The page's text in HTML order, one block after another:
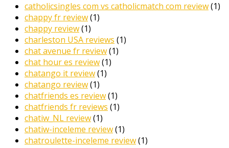
catholicsingles com vs catholicmatch com review(1)
chappy fr review(1)
chappy review(1)
charleston USA reviews (1)
chat avenue fr review(1)
chat hour es review(1)
chatango it review(1)
chatango review(1)
chatfriends es review(1)
chatfriends fr reviews (1)
chatiw_NL review(1)
chatiw-inceleme review(1)
chatroulette-inceleme review(1)